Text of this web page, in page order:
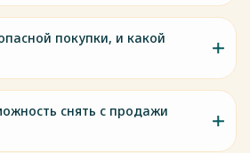
покупки, и какой
снять с продажи